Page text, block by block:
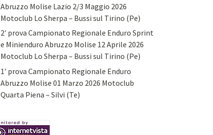
Abruzzo Molise Lazio 2/3 Maggio 2026
Motoclub Lo Sherpa – Bussi sul Tirino (Pe)
2′ prova Campionato Regionale Enduro Sprint
e Minienduro Abruzzo Molise 12 Aprile 2026
Motoclub Lo Sherpa – Bussi sul Tirino (Pe)
1′ prova Campionato Regionale Enduro
Abruzzo Molise 01 Marzo 2026 Motoclub
Quarta Piena – Silvi (Te)